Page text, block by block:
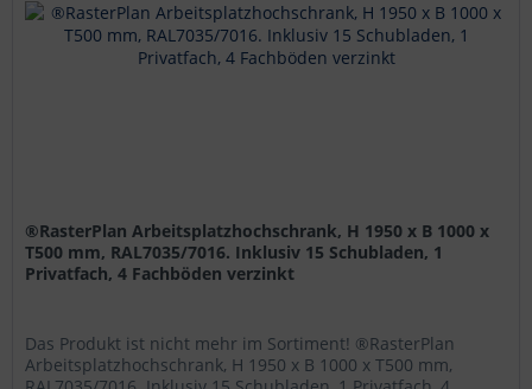
®RasterPlan Arbeitsplatzhochschrank, H 1950 x B 1000 x
T500 mm, RAL7035/7016. Inklusiv 15 Schubladen, 1
Privatfach, 4 Fachböden verzinkt
Das Produkt ist nicht mehr im Sortiment! ®RasterPlan
Arbeitsplatzhochschrank, H 1950 x B 1000 x T500 mm,